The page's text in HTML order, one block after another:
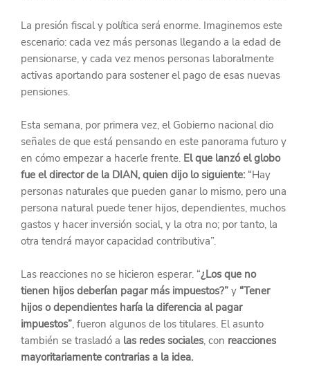
La presión fiscal y política será enorme. Imaginemos este
escenario: cada vez más personas llegando a la edad de
pensionarse, y cada vez menos personas laboralmente
activas aportando para sostener el pago de esas nuevas
pensiones.
Esta semana, por primera vez, el Gobierno nacional dio
señales de que está pensando en este panorama futuro y
en cómo empezar a hacerle frente. El que lanzó el globo
fue el director de la DIAN, quien dijo lo siguiente: “Hay
personas naturales que pueden ganar lo mismo, pero una
persona natural puede tener hijos, dependientes, muchos
gastos y hacer inversión social, y la otra no; por tanto, la
otra tendrá mayor capacidad contributiva”.
Las reacciones no se hicieron esperar. “¿Los que no
tienen hijos deberían pagar más impuestos?” y “Tener
hijos o dependientes haría la diferencia al pagar
impuestos”, fueron algunos de los titulares. El asunto
también se trasladó a las redes sociales, con reacciones
mayoritariamente contrarias a la idea.